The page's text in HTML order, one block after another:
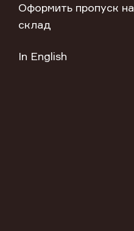
Оформить пропуск на
склад
In English